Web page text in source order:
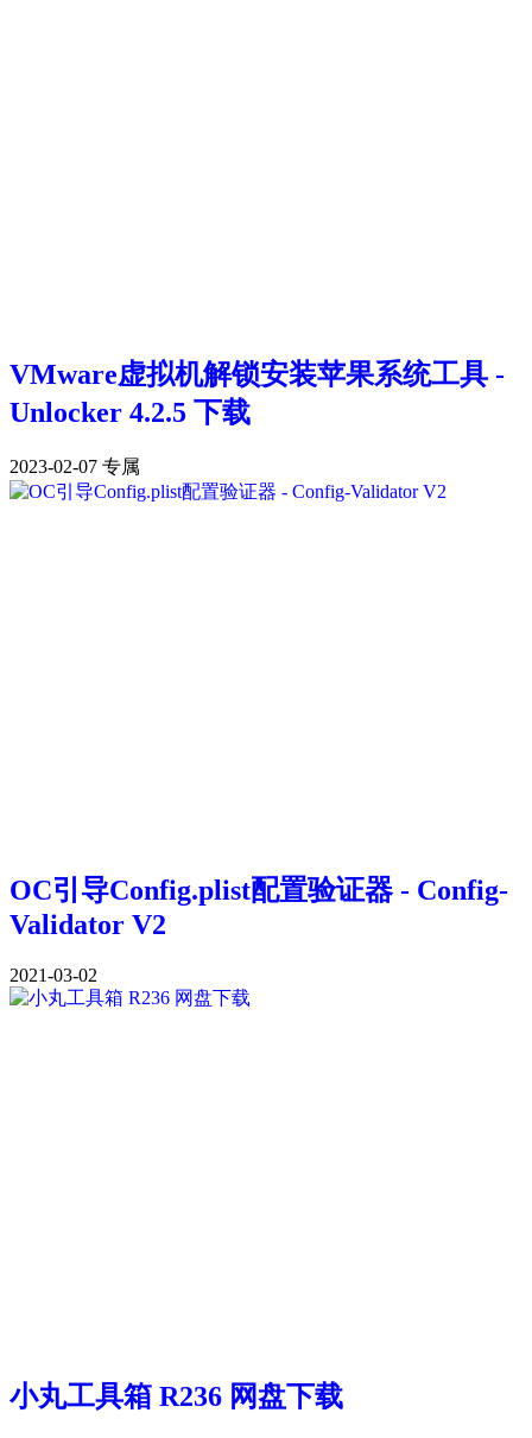
VMware虚拟机解锁安装苹果系统工具 -
Unlocker 4.2.5 下载
2023-02-07 专属
OC引导Config.plist配置验证器 - Config-
Validator V2
2021-03-02
小丸工具箱 R236 网盘下载